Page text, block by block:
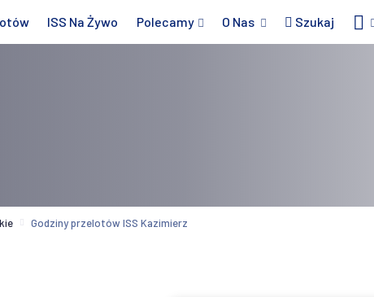
ISS Na Żywo Polecamy O Nas Szukaj
Godziny przelotów ISS Kazimierz